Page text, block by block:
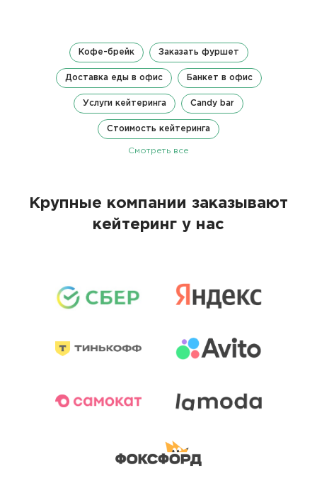
Кофе-брейк Заказать фуршет
Доставка еды в офис Банкет в офис
Услуги кейтеринга Candy bar
Стоимость кейтеринга
Смотреть все
Крупные компании заказывают
кейтеринг у нас